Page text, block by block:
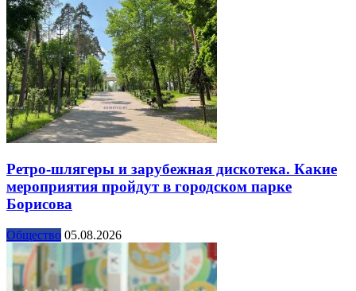
Ретро-шлягеры и зарубежная дискотека. Какие
мероприятия пройдут в городском парке
Борисова
Общество 05.08.2026